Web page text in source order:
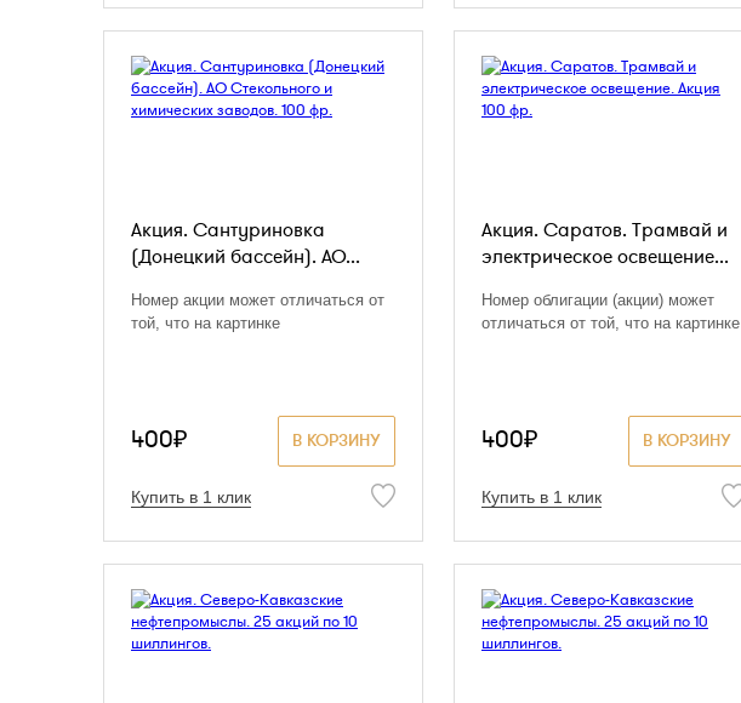
Акция. Сантуриновка
(Донецкий бассейн). АО...
Номер акции может отличаться от
той, что на картинке
В КОРЗИНУ
400₽
Купить в 1 клик
Акция. Саратов. Трамвай и
электрическое освещение...
Номер облигации (акции) может
отличаться от той, что на картинке
В КОРЗИНУ
400₽
Купить в 1 клик